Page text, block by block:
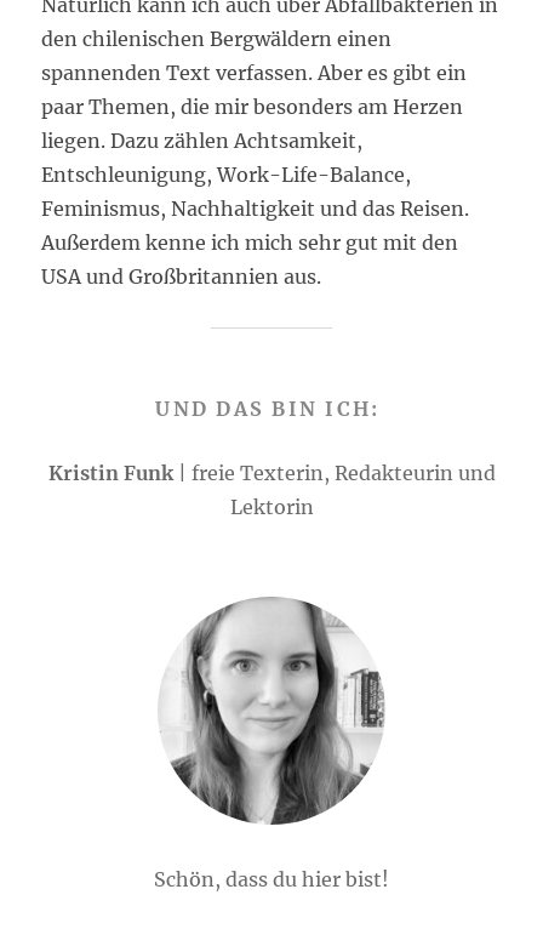
den chilenischen Bergwäldern einen
spannenden Text verfassen. Aber es gibt ein
paar Themen, die mir besonders am Herzen
liegen. Dazu zählen Achtsamkeit,
Entschleunigung, Work-Life-Balance,
Feminismus, Nachhaltigkeit und das Reisen.
Außerdem kenne ich mich sehr gut mit den
USA und Großbritannien aus.
UND DAS BIN ICH:
Kristin Funk
| freie Texterin, Redakteurin und
Lektorin
Schön, dass du hier bist!